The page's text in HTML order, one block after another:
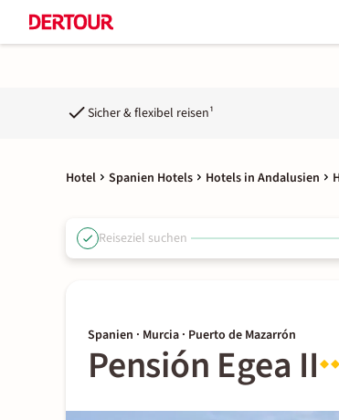
Sicher & flexibel reisen¹
Hotel Spanien Hotels Hotels in Andalusien
Reiseziel suchen
Spanien · Murcia · Puerto de Mazarrón
Pensión Egea II